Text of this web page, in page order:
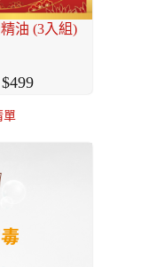
油 (3入組)
499
單